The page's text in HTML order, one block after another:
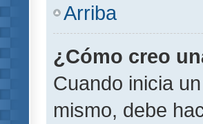
Arriba
¿Cómo creo
Cuando inicia
mismo, debe